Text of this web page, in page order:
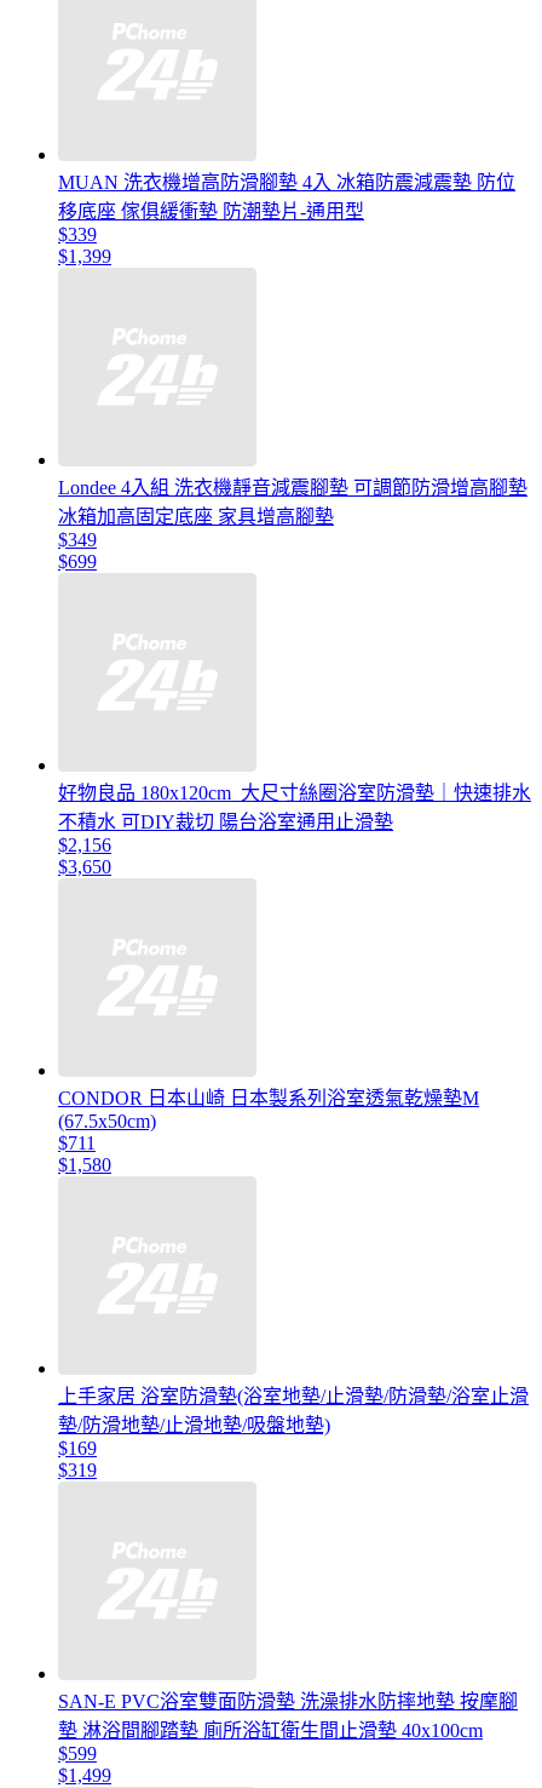
MUAN 洗衣機增高防滑腳墊 4入 冰箱防震減震墊 防位
移底座 傢俱緩衝墊 防潮墊片-通用型
$339
$1,399
Londee 4入組 洗衣機靜音減震腳墊 可調節防滑增高腳墊
冰箱加高固定底座 家具增高腳墊
$349
$699
好物良品 180x120cm_大尺寸絲圈浴室防滑墊｜快速排水
不積水 可DIY裁切 陽台浴室通用止滑墊
$2,156
$3,650
CONDOR 日本山崎 日本製系列浴室透氣乾燥墊M
(67.5x50cm)
$711
$1,580
上手家居 浴室防滑墊(浴室地墊/止滑墊/防滑墊/浴室止滑
墊/防滑地墊/止滑地墊/吸盤地墊)
$169
$319
SAN-E PVC浴室雙面防滑墊 洗澡排水防摔地墊 按摩腳
墊 淋浴間腳踏墊 廁所浴缸衛生間止滑墊 40x100cm
$599
$1,499